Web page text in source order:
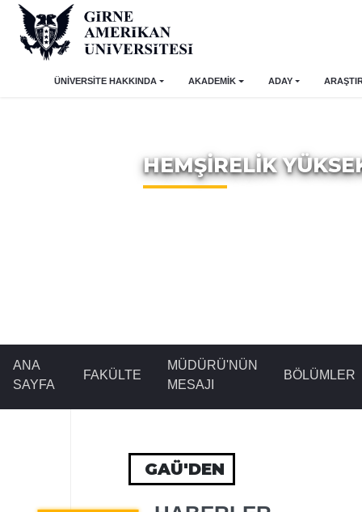
ÜNİVERSİTE HAKKINDA AKADEMİK ADAY
HEMŞİRELİK
ANA
SAYFA
FAKÜLTE
MÜDÜRÜ'NÜN
MESAJI
BÖLÜMLER
GAÜ'DEN